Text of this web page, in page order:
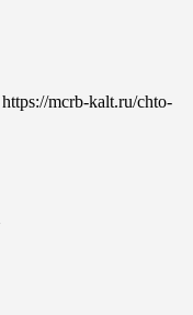
https://mcrb-kalt.ru/chto-